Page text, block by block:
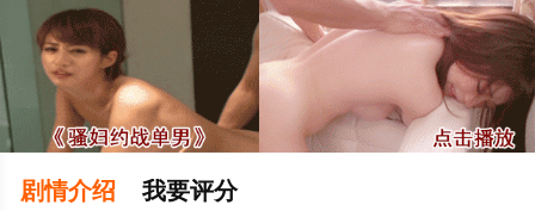
剧情介绍 我要评分